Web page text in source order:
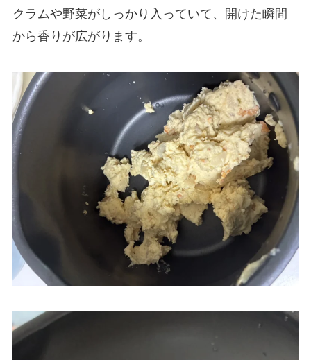
クラムや野菜がしっかり入っていて、開けた瞬間
から香りが広がります。